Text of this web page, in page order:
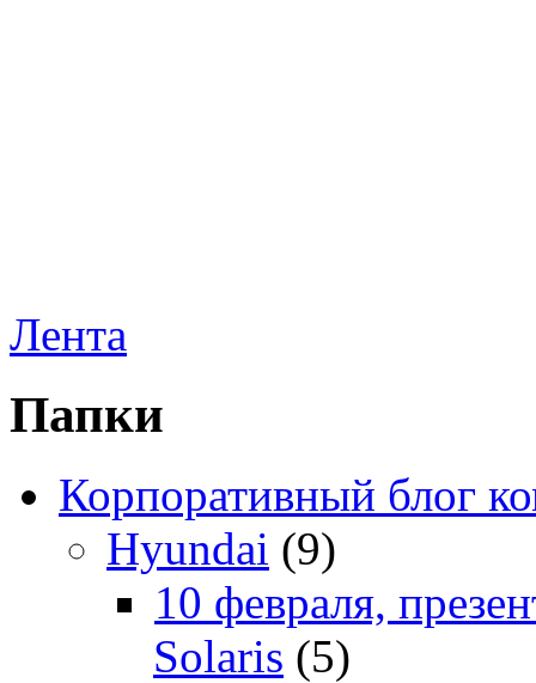
Лента
Папки
Корпоративный блог
Hyundai (9)
10 февраля,
Solaris (5)